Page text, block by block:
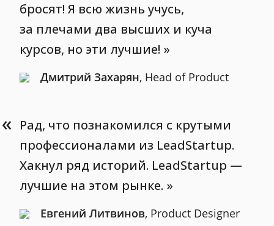
бросят! Я всю жизнь учусь,
за плечами два высших и куча
курсов, но эти лучшие!
Дмитрий Захарян, Head of Product
« Рад, что познакомился с крутыми
профессионалами из LeadStartup.
Хакнул ряд историй. LeadStartup —
лучшие на этом рынке.
Евгений Литвинов, Product Designer